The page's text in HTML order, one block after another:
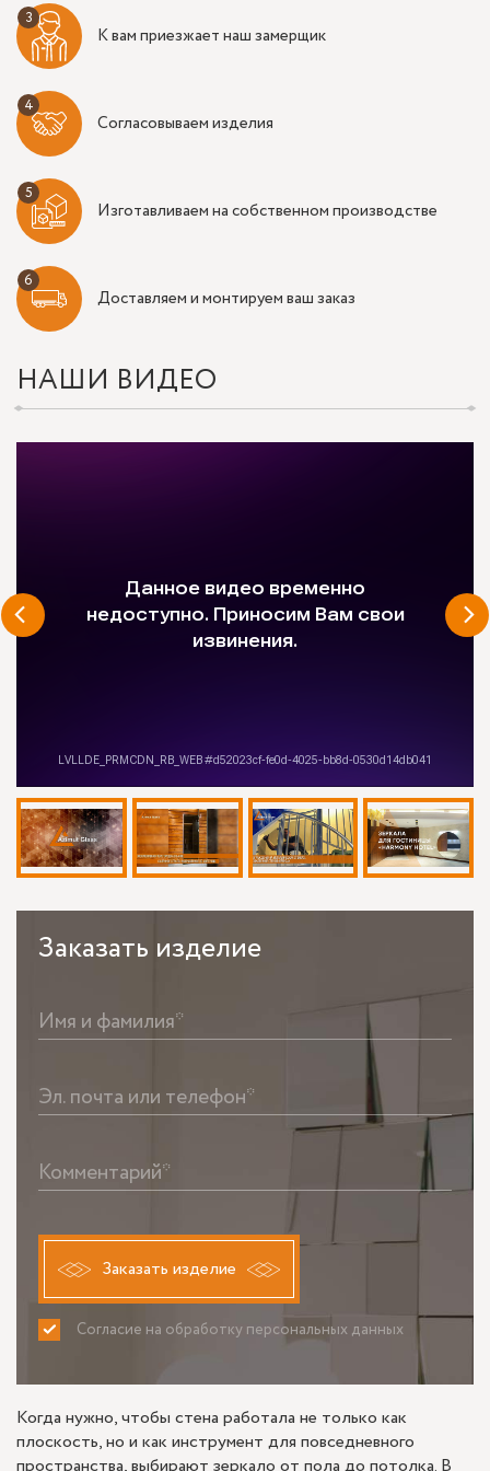
К вам приезжает наш замерщик
Согласовываем изделия
Изготавливаем на собственном производстве
Доставляем и монтируем ваш заказ
НАШИ ВИДЕО
Заказать изделие
Имя и фамилия*
Эл. почта или телефон*
Комментарий*
Заказать изделие
Согласие на обработку персональных данных
ПРИНИМАЮ НЕ ПРИНИМАЮ
Когда нужно, чтобы стена работала не только как
плоскость, но и как инструмент для повседневного